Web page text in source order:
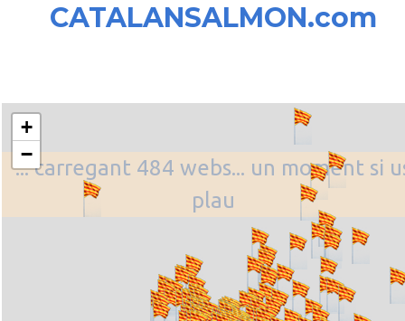
CATALANSALMON.com
... carregant 484 webs... un moment si
plau
+
−